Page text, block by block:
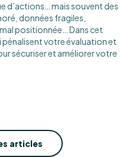
d’actions… mais souvent des
données fragiles,
positionnée… Dans cet
pénalisent votre évaluation et
sécuriser et améliorer votre
articles